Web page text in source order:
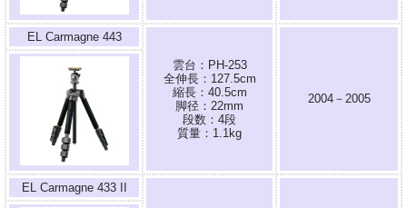
EL Carmagne 443
雲台：PH-253
全伸長：127.5cm
縮長：40.5cm
脚径：22mm
段数：4段
質量：1.1kg
2004－2005
EL Carmagne 433 II